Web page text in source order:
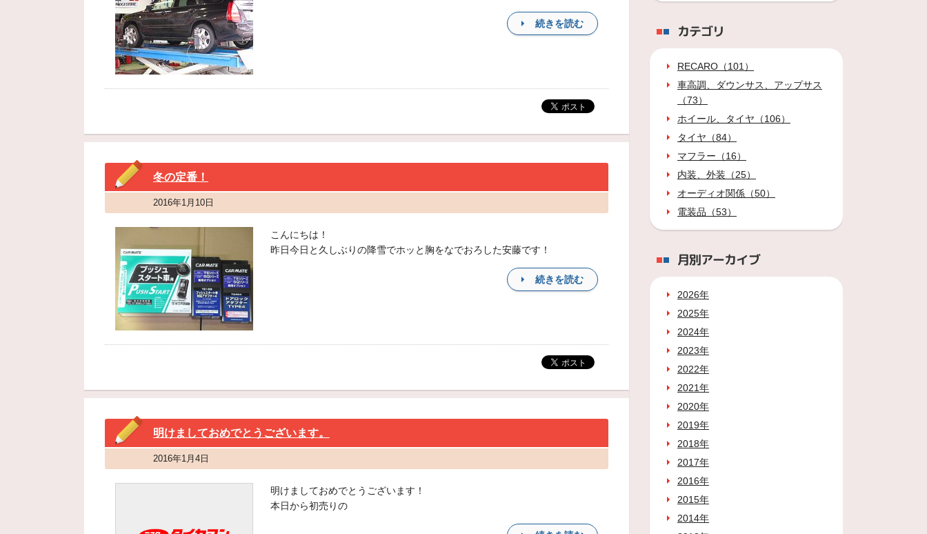
続きを読む
冬の定番！
2016年1月10日
こんにちは！
昨日今日と久しぶりの降雪でホッと胸をなでおろした安藤です！
続きを読む
明けましておめでとうございます。
2016年1月4日
明けましておめでとうございます！
本日から初売りの
カテゴリ
RECARO（101）
車高調、ダウンサス、アップサス
（73）
ホイール、タイヤ（106）
タイヤ（84）
マフラー（16）
内装、外装（25）
オーディオ関係（50）
電装品（53）
月別アーカイブ
2026年
2025年
2024年
2023年
2022年
2021年
2020年
2019年
2018年
2017年
2016年
2015年
2014年